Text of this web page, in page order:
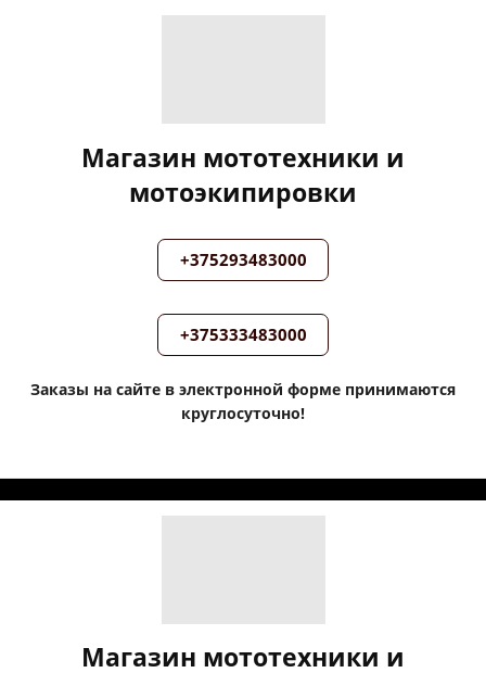
Магазин мототехники и
мотоэкипировки
+375293483000
+375333483000
Заказы на сайте в электронной форме принимаются
круглосуточно!
Магазин мототехники и